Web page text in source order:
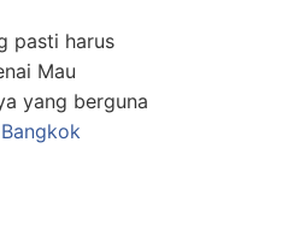
pasti harus
Mau
yang berguna
Bangkok